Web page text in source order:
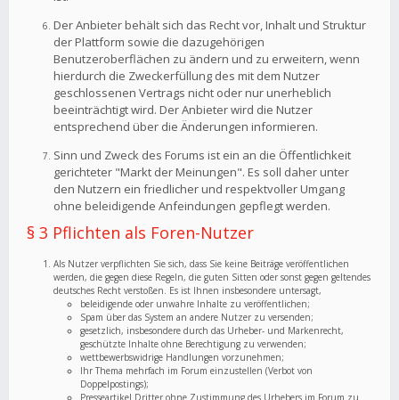
Der Anbieter behält sich das Recht vor, Inhalt und Struktur
der Plattform sowie die dazugehörigen
Benutzeroberflächen zu ändern und zu erweitern, wenn
hierdurch die Zweckerfüllung des mit dem Nutzer
geschlossenen Vertrags nicht oder nur unerheblich
beeinträchtigt wird. Der Anbieter wird die Nutzer
entsprechend über die Änderungen informieren.
Sinn und Zweck des Forums ist ein an die Öffentlichkeit
gerichteter "Markt der Meinungen". Es soll daher unter
den Nutzern ein friedlicher und respektvoller Umgang
ohne beleidigende Anfeindungen gepflegt werden.
§ 3 Pflichten als Foren-Nutzer
Als Nutzer verpflichten Sie sich, dass Sie keine Beiträge veröffentlichen
werden, die gegen diese Regeln, die guten Sitten oder sonst gegen geltendes
deutsches Recht verstoßen. Es ist Ihnen insbesondere untersagt,
beleidigende oder unwahre Inhalte zu veröffentlichen;
Spam über das System an andere Nutzer zu versenden;
gesetzlich, insbesondere durch das Urheber- und Markenrecht,
geschützte Inhalte ohne Berechtigung zu verwenden;
wettbewerbswidrige Handlungen vorzunehmen;
Ihr Thema mehrfach im Forum einzustellen (Verbot von
Doppelpostings);
Presseartikel Dritter ohne Zustimmung des Urhebers im Forum zu